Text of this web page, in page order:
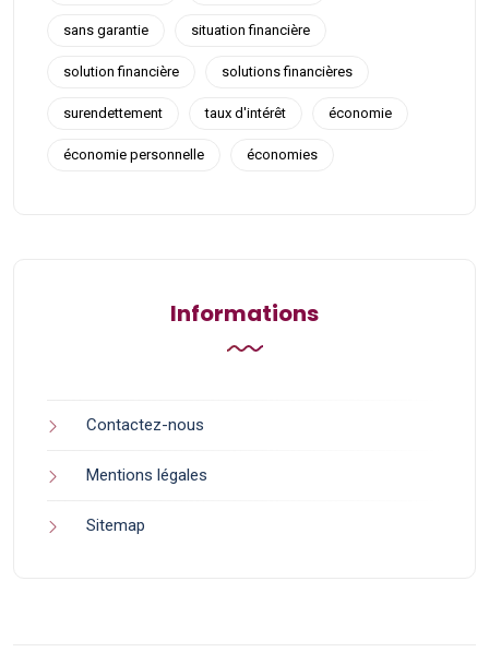
sans garantie situation financière
solution financière solutions financières
surendettement taux d'intérêt économie
économie personnelle économies
Informations
Contactez-nous
Mentions légales
Sitemap